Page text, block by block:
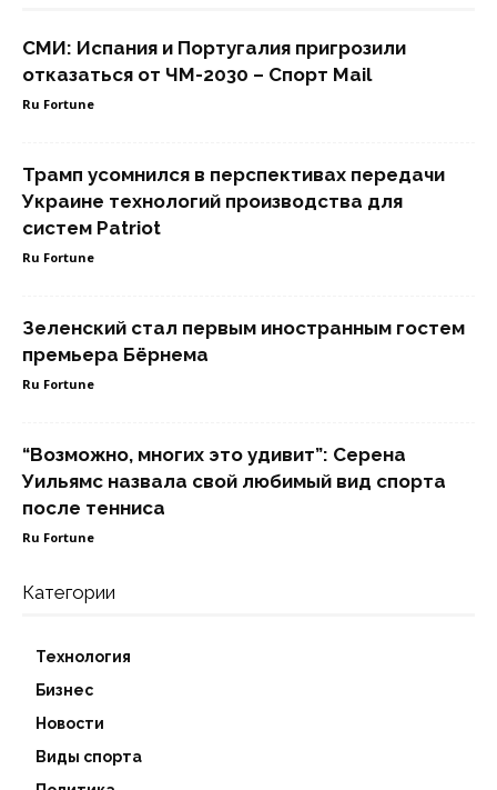
СМИ: Испания и Португалия пригрозили
отказаться от ЧМ-2030 – Спорт Mail
Ru Fortune
Трамп усомнился в перспективах передачи
Украине технологий производства для
систем Patriot
Ru Fortune
Зеленский стал первым иностранным гостем
премьера Бёрнема
Ru Fortune
“Возможно, многих это удивит”: Серена
Уильямс назвала свой любимый вид спорта
после тенниса
Ru Fortune
Категории
Технология
Бизнес
Новости
Виды спорта